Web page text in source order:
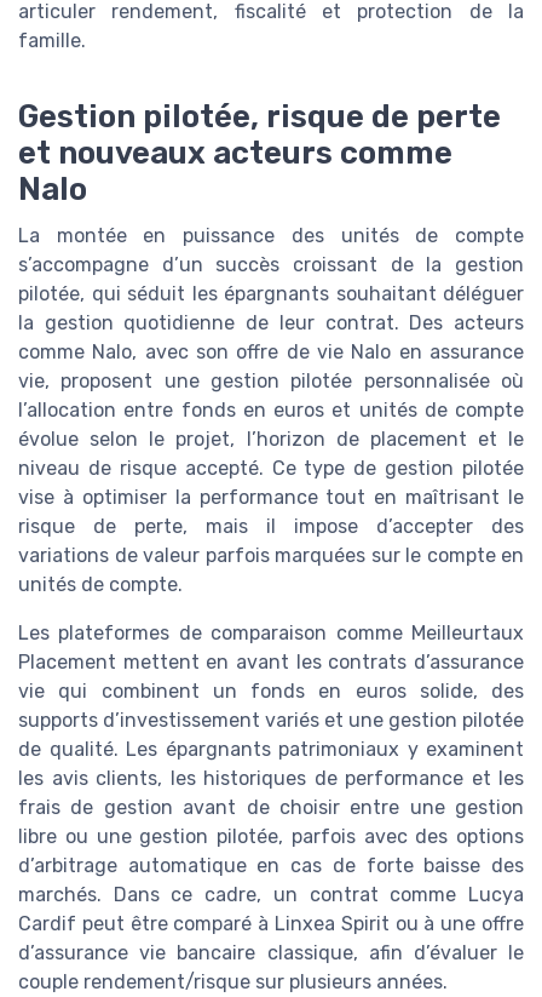
articuler rendement, fiscalité et protection de la
famille.
Gestion pilotée, risque de perte
et nouveaux acteurs comme
Nalo
La montée en puissance des unités de compte
s’accompagne d’un succès croissant de la gestion
pilotée, qui séduit les épargnants souhaitant déléguer
la gestion quotidienne de leur contrat. Des acteurs
comme Nalo, avec son offre de vie Nalo en assurance
vie, proposent une gestion pilotée personnalisée où
l’allocation entre fonds en euros et unités de compte
évolue selon le projet, l’horizon de placement et le
niveau de risque accepté. Ce type de gestion pilotée
vise à optimiser la performance tout en maîtrisant le
risque de perte, mais il impose d’accepter des
variations de valeur parfois marquées sur le compte en
unités de compte.
Les plateformes de comparaison comme Meilleurtaux
Placement mettent en avant les contrats d’assurance
vie qui combinent un fonds en euros solide, des
supports d’investissement variés et une gestion pilotée
de qualité. Les épargnants patrimoniaux y examinent
les avis clients, les historiques de performance et les
frais de gestion avant de choisir entre une gestion
libre ou une gestion pilotée, parfois avec des options
d’arbitrage automatique en cas de forte baisse des
marchés. Dans ce cadre, un contrat comme Lucya
Cardif peut être comparé à Linxea Spirit ou à une offre
d’assurance vie bancaire classique, afin d’évaluer le
couple rendement/risque sur plusieurs années.